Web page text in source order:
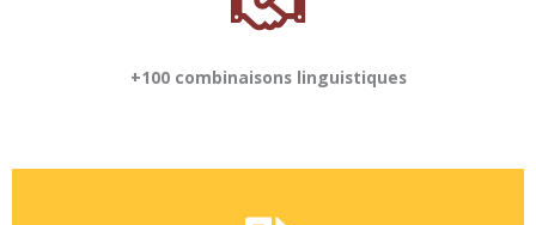
+100 combinaisons linguistiques